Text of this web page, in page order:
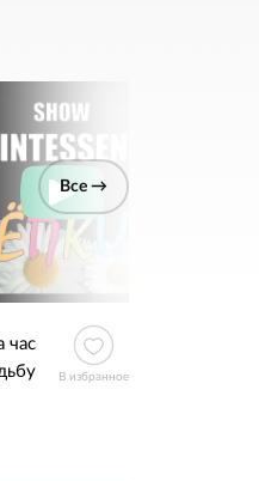
Все →
час
В избранное